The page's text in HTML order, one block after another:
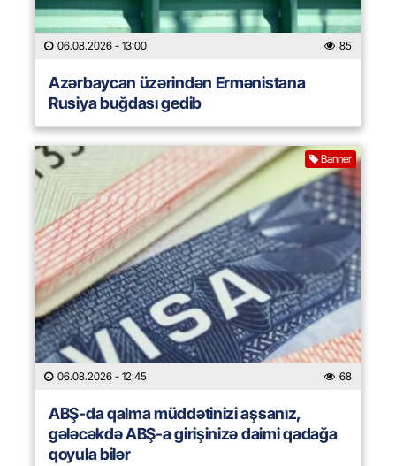
06.08.2026 - 13:00 85
Azərbaycan üzərindən Ermənistana
Rusiya buğdası gedib
Banner
06.08.2026 - 12:45 68
ABŞ-da qalma müddətinizi aşsanız,
gələcəkdə ABŞ-a girişinizə daimi qadağa
qoyula bilər